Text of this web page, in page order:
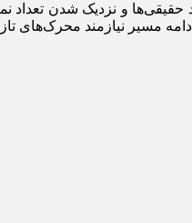
و نزدیک شدن تعداد
مسیر نیازمند محرک‌های